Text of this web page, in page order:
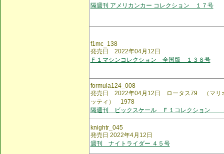
隔週刊 アメリカンカー コレクション １７号
f1mc_138
発売日 2022年04月12日
Ｆ１マシンコレクション 全国版 １３８号
formula124_008
発売日 2022年04月12日 ロータス79 （マリ
ッティ） 1978
隔週刊 ビックスケール Ｆ１コレクション
knightr_045
発売日 2022年4月12日
週刊 ナイトライダー ４５号